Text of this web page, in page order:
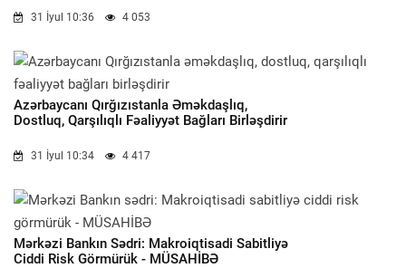
31 İyul 10:36 4 053
Azərbaycanı Qırğızıstanla Əməkdaşlıq,
Dostluq, Qarşılıqlı Fəaliyyət Bağları Birləşdirir
31 İyul 10:34 4 417
Mərkəzi Bankın Sədri: Makroiqtisadi Sabitliyə
Ciddi Risk Görmürük - MÜSAHİBƏ